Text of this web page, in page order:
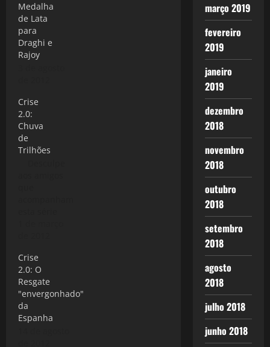
Medalha
de Lata
para
Draghi e
Rajoy
Crise
2.0:
Chuva
de
Trilhões
repetido, mas
não é, são
como no
Direito aquilo
que
chamamos de
Crise
2.0: O
Resgate
"envergonhado"
da
Espanha
março 2019
fevereiro
2019
janeiro
2019
dezembro
2018
novembro
2018
outubro
2018
setembro
2018
agosto
2018
julho 2018
junho 2018